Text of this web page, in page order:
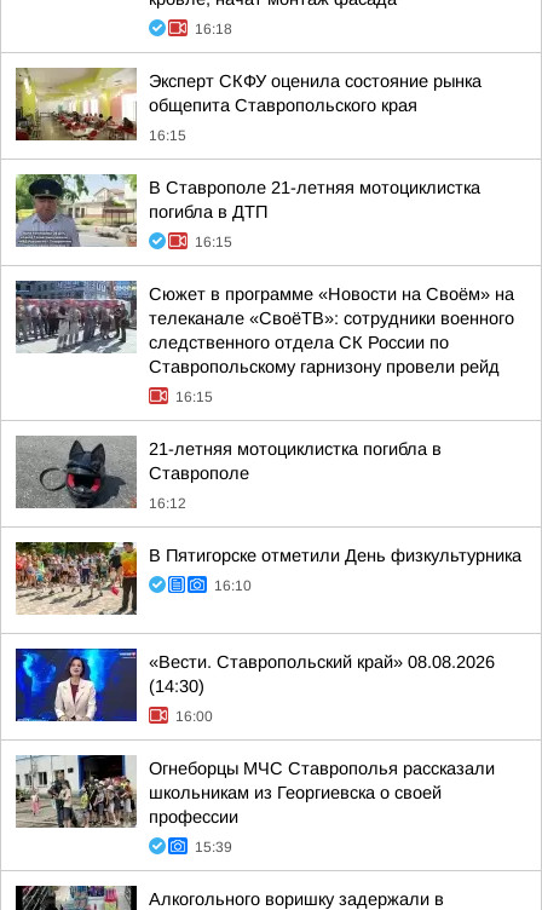
16:18
Эксперт СКФУ оценила состояние рынка
общепита Ставропольского края
16:15
В Ставрополе 21-летняя мотоциклистка
погибла в ДТП
16:15
Сюжет в программе «Новости на Своём» на
телеканале «СвоёТВ»: сотрудники военного
следственного отдела СК России по
Ставропольскому гарнизону провели рейд
16:15
21-летняя мотоциклистка погибла в
Ставрополе
16:12
В Пятигорске отметили День физкультурника
16:10
«Вести. Ставропольский край» 08.08.2026
(14:30)
16:00
Огнеборцы МЧС Ставрополья рассказали
школьникам из Георгиевска о своей
профессии
15:39
Алкогольного воришку задержали в